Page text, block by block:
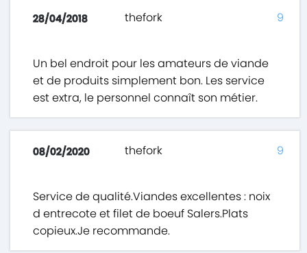
28/04/2018 thefork
Un bel endroit pour les amateurs de viande
et de produits simplement bon. Les service
est extra, le personnel connaît son métier.
9
08/02/2020 thefork
Service de qualité.Viandes excellentes : noix
d entrecote et filet de boeuf Salers.Plats
copieux.Je recommande.
9